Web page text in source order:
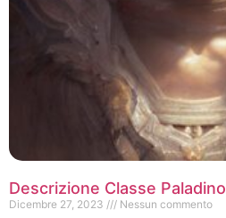
Descrizione Classe Paladino
Dicembre 27, 2023 Nessun commento